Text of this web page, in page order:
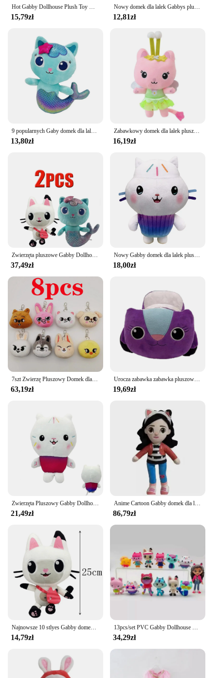
Hot Gabby Dollhouse Plush Toy Mercat Cartoon Stuffed Animals Smiling Cat Car Cat Hug Gaby Girl Dolls Kids Birthday Gifts
15,79zł
Nowy domek dla lalek Gabbys pluszowa zabawka Mercat Cartoon pluszaki uśmiechnięty kot samochód kot przytulanie Gaby prezent urodzinowy dla niej
12,81zł
9 popularnych Gaby domek dla lalek pluszowe zabawki Mercat Cartoon wypełniające zwierzę uśmiechnięty kot samochód kot obejmujący Gaby dziewczynka lalka narodziny dzieci
13,80zł
Zabawkowy domek dla lalek pluszak Mercat Cartoon pluszaki syrenka kot pluszowa lalka dla dzieci urodziny Christams prezenty
16,19zł
37,49zł
Nowy Gabby domek dla lalek pluszowa zabawka Mercat Cartoon pluszaki auto kot uśmiechnięty kot przytulić Gaby Girl lalki prezenty urodzinowe dla dzieci
18,00zł
63,19zł
Urocza zabawka zabawka pluszowa zabawka Mercat Cartoon pluszaki uśmiechnięte kot samochód kot przytulić Gaby Girl lalka dziecko naklejki urodzinowe prezent
19,69zł
21,49zł
Anime Cartoon Gabby domek dla lalek Gabby Girl pluszowe zabawki lalki prezenty urodzinowe dla dzieci
86,79zł
14,79zł 34,29zł